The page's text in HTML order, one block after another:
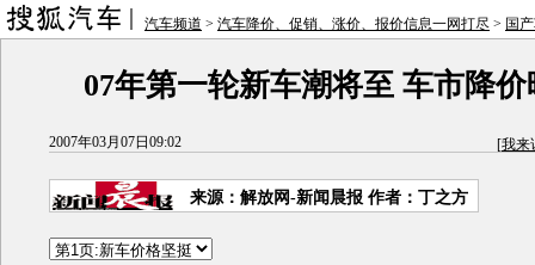
汽车频道 > 汽车降价、促销、涨价、报价信息一网打尽 > 国
07年第一轮新车潮将至 车市降
2007年03月07日09:02 [我来
来源：解放网-新闻晨报 作者：丁之方